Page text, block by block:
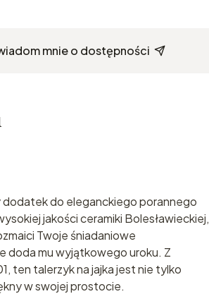
mnie o dostępności
dodatek do eleganckiego porannego
jakości ceramiki Bolesławieckiej,
Twoje śniadaniowe
doda mu wyjątkowego uroku. Z
ten talerzyk na jajka jest nie tylko
w swojej prostocie.